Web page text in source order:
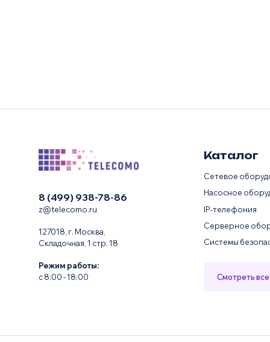
8 (499) 938-78-86
z@telecomo.ru
127018, г. Москва,
Складочная, 1 стр. 18
Режим работы:
с 8:00 - 18:00
Каталог
Сетевое
Насосное
IP-телефония
Серверное
Системы
Смотреть все